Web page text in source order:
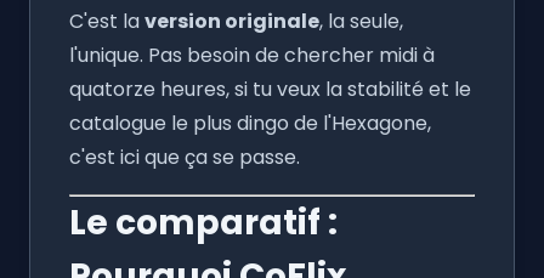
C'est laversion originale, la seule,
l'unique. Pas besoin de chercher midi à
quatorze heures, si tu veux la stabilité et le
catalogue le plus dingo de l'Hexagone,
c'est ici que ça se passe.
Le comparatif :